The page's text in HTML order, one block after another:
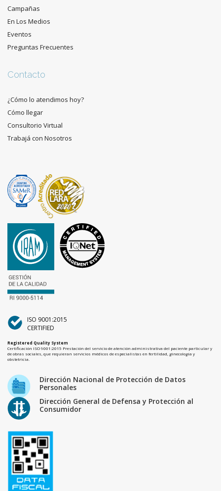
Campañas
En Los Medios
Eventos
Preguntas Frecuentes
Contacto
¿Cómo lo atendimos hoy?
Cómo llegar
Consultorio Virtual
Trabajá con Nosotros
ISO 9001:2015
CERTIFIED
Registered Quality System
Certificación ISO 9001:2015 Prestación del servicio de atención administrativa del paciente particular y
de obras sociales, que requieran servicios médicos de especialistas en fertilidad, ginecología y
obstetricia.
Dirección Nacional de Protección de Datos
Personales
Dirección General de Defensa y Protección al
Consumidor